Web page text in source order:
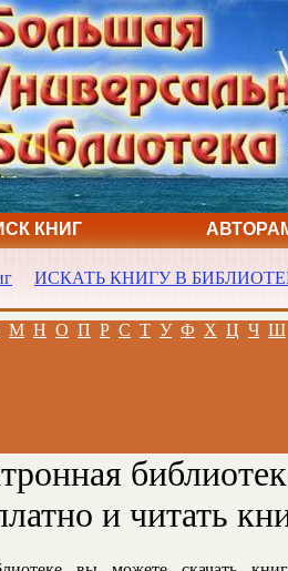
КНИГ
ИСКАТЬ КНИГУ В
М Н О П Р С Т У Ф Х Ц Ч Ш
и читать